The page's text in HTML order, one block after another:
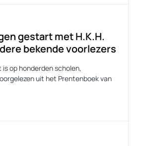
gestart met H.K.H.
bekende voorlezers
op honderden scholen,
uit het Prentenboek van